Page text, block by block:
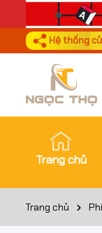
Hệ thống
Trang chủ
Trang chủ